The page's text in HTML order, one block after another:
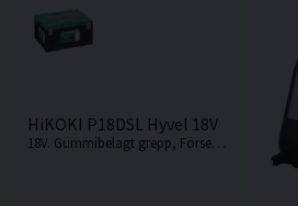
Ljudtrycksosäkerhet K dB(A) 2,5
Max. slagantal 4000 /min
HiKOKI P18DSL Hyvel 18V
18V. Gummibelagt grepp, Försedd med skyddsklack för avställning och enkelt och snabbt byte av hyvelskär. Levereras utan batteri och laddare.